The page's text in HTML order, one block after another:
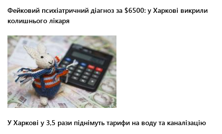
Фейковий психіатричний діагноз за $6500: у Харкові викрили
колишнього лікаря
У Харкові у 3,5 рази піднімуть тарифи на воду та каналізацію